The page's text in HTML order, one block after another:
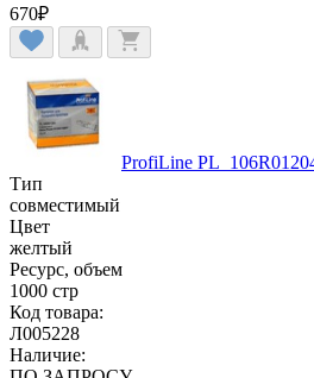
670₽
ProfiLine
Тип
совместимый
Цвет
желтый
Ресурс, объем
1000 стр
Код товара:
Л005228
Наличие: